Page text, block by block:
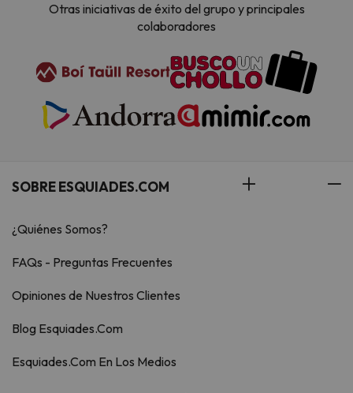
Otras iniciativas de éxito del grupo y principales
colaboradores
SOBRE ESQUIADES.COM
¿Quiénes Somos?
FAQs - Preguntas Frecuentes
Opiniones de Nuestros Clientes
Blog Esquiades.Com
Esquiades.Com En Los Medios